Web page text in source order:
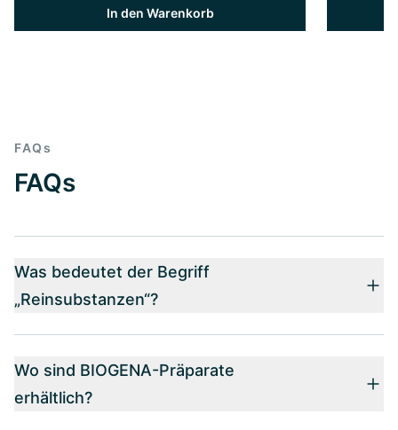
In den Warenkorb
FAQs
FAQs
Was bedeutet der Begriff
„Reinsubstanzen“?
Wo sind BIOGENA-Präparate
erhältlich?